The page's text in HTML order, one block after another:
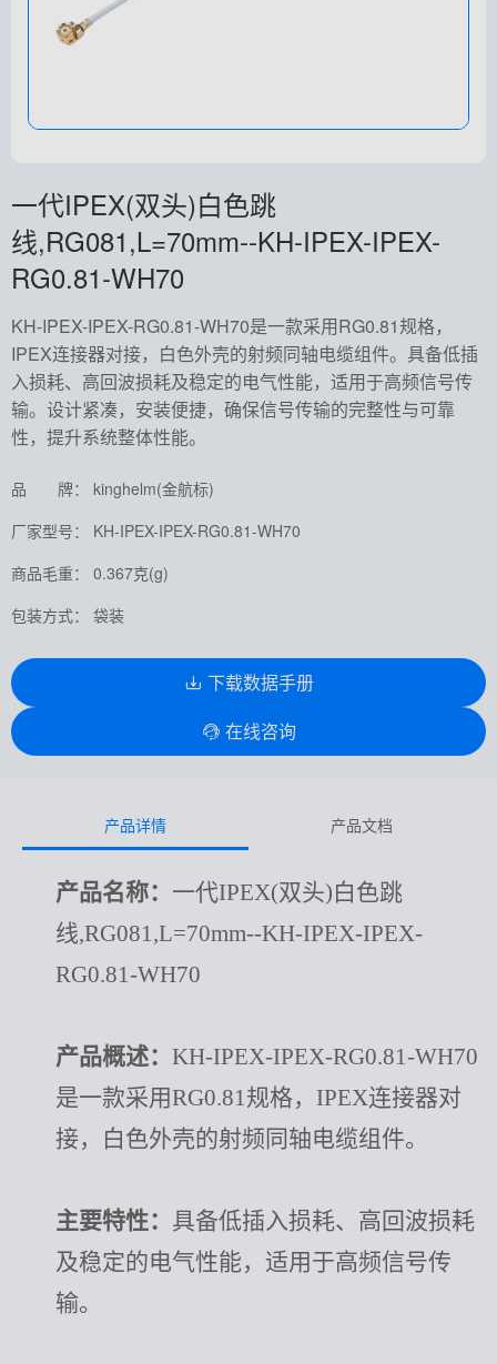
一代IPEX(双头)白色跳
线,RG081,L=70mm--KH-IPEX-IPEX-
RG0.81-WH70
KH-IPEX-IPEX-RG0.81-WH70是一款采用RG0.81规格，
IPEX连接器对接，白色外壳的射频同轴电缆组件。具备低插
入损耗、高回波损耗及稳定的电气性能，适用于高频信号传
输。设计紧凑，安装便捷，确保信号传输的完整性与可靠
性，提升系统整体性能。
品 牌： kinghelm(金航标)
厂家型号： KH-IPEX-IPEX-RG0.81-WH70
商品毛重： 0.367克(g)
包装方式： 袋装
下载数据手册
在线咨询
产品详情 产品文档
产品名称： 一代IPEX(双头)白色跳
线,RG081,L=70mm--KH-IPEX-IPEX-
RG0.81-WH70
产品概述： KH-IPEX-IPEX-RG0.81-WH70
是一款采用RG0.81规格，IPEX连接器对
接，白色外壳的射频同轴电缆组件。
主要特性： 具备低插入损耗、高回波损耗
及稳定的电气性能，适用于高频信号传
输。